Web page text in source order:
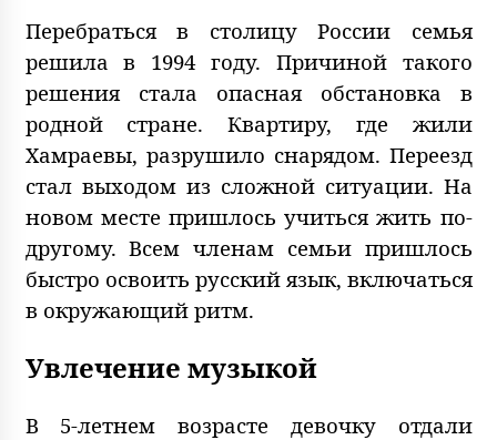
Перебраться в столицу России семья
решила в 1994 году. Причиной такого
решения стала опасная обстановка в
родной стране. Квартиру, где жили
Хамраевы, разрушило снарядом. Переезд
стал выходом из сложной ситуации. На
новом месте пришлось учиться жить по-
другому. Всем членам семьи пришлось
быстро освоить русский язык, включаться
в окружающий ритм.
Увлечение музыкой
В 5-летнем возрасте девочку отдали